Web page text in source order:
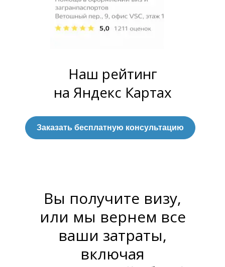
Наш рейтинг
на Яндекс Картах
Заказать бесплатную консультацию
Вы получите визу,
или мы вернем все
ваши затраты,
включая